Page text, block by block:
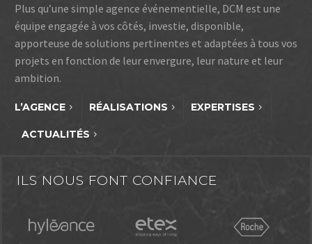
Plus qu’une simple agence événementielle, DCM est une
équipe engagée à vos côtés, investie, disponible,
apporteuse de solutions pertinentes et adaptées à tous vos
projets en fonction de leur envergure, leur nature et leur
ambition.
L’AGENCE RÉALISATIONS EXPERTISES
ACTUALITÉS
ILS NOUS FONT CONFIANCE